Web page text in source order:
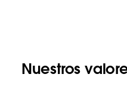
Nuestros